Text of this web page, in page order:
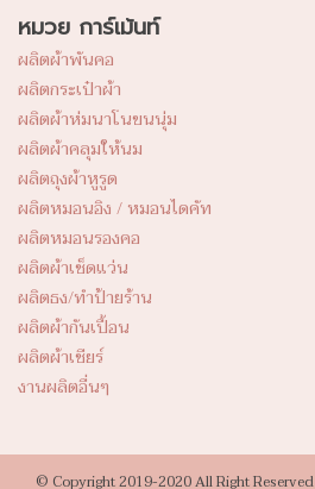
หมวย การ์เม้นท์
ผลิตผ้าพันคอ
ผลิตกระเป๋าผ้า
ผลิตผ้าห่มนาโนขนนุ่ม
ผลิตผ้าคลุมให้นม
ผลิตถุงผ้าหูรูด
ผลิตหมอนอิง / หมอนไดคัท
ผลิตหมอนรองคอ
ผลิตผ้าเช็ดแว่น
ผลิตธง/ทำป้ายร้าน
ผลิตผ้ากันเปื้อน
ผลิตผ้าเชียร์
งานผลิตอื่นๆ
© Copyright 2019-2020 All Right